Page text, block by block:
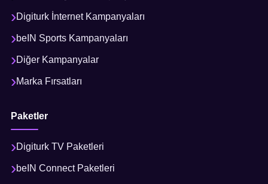
Digiturk İnternet Kampanyaları
beIN Sports Kampanyaları
Diğer Kampanyalar
Marka Fırsatları
Paketler
Digiturk TV Paketleri
beIN Connect Paketleri